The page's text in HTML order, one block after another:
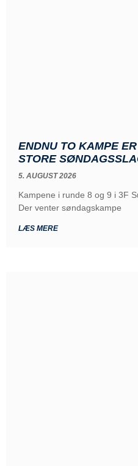
ENDNU TO KAMPE
STORE
5. AUGUST 2026
Kampene i runde 8 og 9 i 3F
Der venter søndagskampe
LÆS MERE